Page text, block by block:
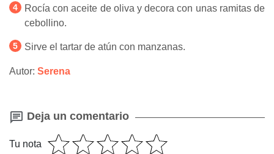
Rocía con aceite de oliva y decora con unas ramitas de
cebollino.
Sirve el tartar de atún con manzanas.
Autor: Serena
Deja un comentario
Tu nota